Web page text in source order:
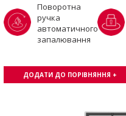
Поворотна
ручка
автоматичного
запалювання
ДОДАТИ ДО ПОРІВНЯННЯ +